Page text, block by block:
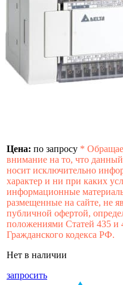
Цена: по запросу *
внимание на то, что
носит исключительно
характер и ни при каких
информационные
размещенные на сайте, не
публичной офертой,
положениями Статей 435 и
Гражданского кодекса РФ.
Нет в наличии
запросить